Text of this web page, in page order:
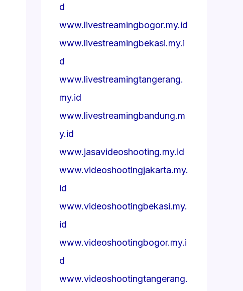
d
www.livestreamingbogor.my.id
www.livestreamingbekasi.my.i
d
www.livestreamingtangerang.
my.id
www.livestreamingbandung.m
y.id
www.jasavideoshooting.my.id
www.videoshootingjakarta.my.
id
www.videoshootingbekasi.my.
id
www.videoshootingbogor.my.i
d
www.videoshootingtangerang.